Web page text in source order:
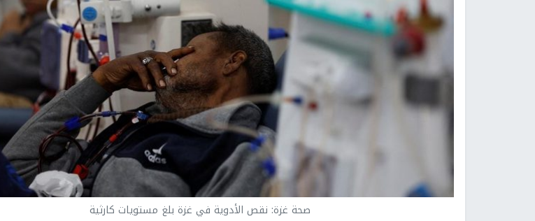
صحة غزة: نقص الأدوية في غزة بلغ مستويات كارثية